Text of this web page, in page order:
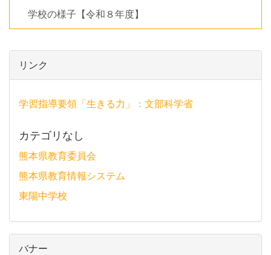
学校の様子【令和８年度】
リンク
学習指導要領「生きる力」：文部科学省
カテゴリなし
熊本県教育委員会
熊本県教育情報システム
東陽中学校
バナー